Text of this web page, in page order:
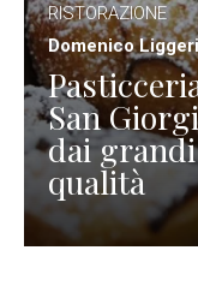
RISTORAZIONE
Domenico Liggeri
San
dai
qualità